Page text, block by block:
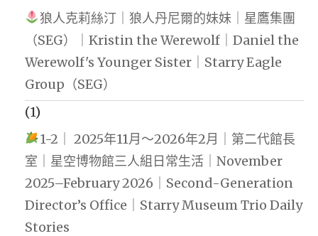
狼人克莉絲汀｜狼人丹尼爾的妹妹｜星鷹集團
（SEG）｜Kristin the Werewolf｜Daniel the
Werewolf's Younger Sister｜Starry Eagle
Group（SEG）
(1)
1-2｜ 2025年11月～2026年2月｜第二代館長
室｜星空博物館三人組日常生活｜November
2025–February 2026｜Second-Generation
Director’s Office｜Starry Museum Trio Daily
Stories